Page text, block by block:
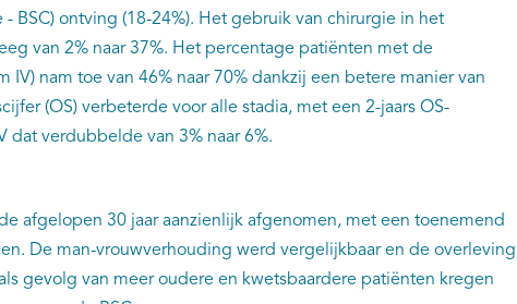
- BSC) ontving (18-24%). Het gebruik van chirurgie in het
van 2% naar 37%. Het percentage patiënten met de
IV) nam toe van 46% naar 70% dankzij een betere manier van
(OS) verbeterde voor alle stadia, met een 2-jaars OS-
dat verdubbelde van 3% naar 6%.
afgelopen 30 jaar aanzienlijk afgenomen, met een toenemend
De man-vrouwverhouding werd vergelijkbaar en de overleving
gevolg van meer oudere en kwetsbaardere patiënten kregen